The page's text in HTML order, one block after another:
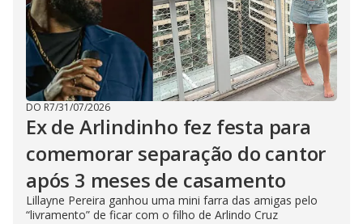
DO R7/31/07/2026
Ex de Arlindinho fez festa para
comemorar separação do cantor
após 3 meses de casamento
Lillayne Pereira ganhou uma mini farra das amigas pelo
“livramento” de ficar com o filho de Arlindo Cruz